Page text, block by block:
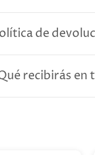
de
recibirás en